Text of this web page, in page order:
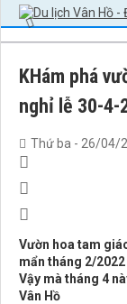
KHám phá
nghỉ lễ 30-4-
Thứ ba - 26/04/
Vườn hoa tam
mẩn tháng 2/
Vậy mà tháng 4
Vân Hồ